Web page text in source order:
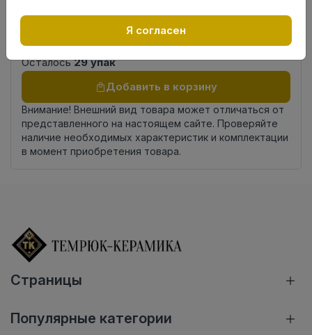
Страна
Осталось29 упак
Добавить в корзину
Внимание! Внешний вид товара может отличаться от
представленного на настоящем сайте. Проверяйте
наличие необходимых характеристик и комплектации
в момент приобретения товара.
Страницы
Популярные категории
Я согласен